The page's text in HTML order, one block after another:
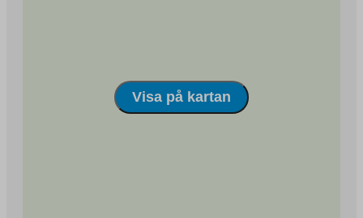
Visa på kartan